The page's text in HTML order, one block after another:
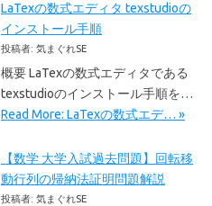
LaTexの数式エディタ texstudioの
インストール手順
投稿者: 気まぐれSE
概要 LaTexの数式エディタである
texstudioのインストール手順を…
Read More: LaTexの数式エデ… »
【数学 大学入試過去問題】回転移
動行列の帰納法証明問題解説
投稿者: 気まぐれSE